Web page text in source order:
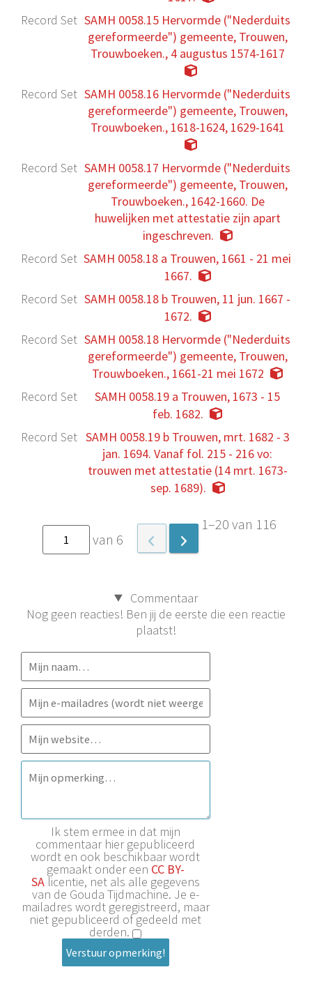
Record Set SAMH 0058.15 Hervormde ("Nederduits
gereformeerde") gemeente, Trouwen,
Trouwboeken., 4 augustus 1574-1617
Record Set SAMH 0058.16 Hervormde ("Nederduits
gereformeerde") gemeente, Trouwen,
Trouwboeken., 1618-1624, 1629-1641
Record Set SAMH 0058.17 Hervormde ("Nederduits
gereformeerde") gemeente, Trouwen,
Trouwboeken., 1642-1660. De
huwelijken met attestatie zijn apart
ingeschreven.
Record Set SAMH 0058.18 a Trouwen, 1661 - 21 mei
1667.
Record Set SAMH 0058.18 b Trouwen, 11 jun. 1667 -
1672.
Record Set SAMH 0058.18 Hervormde ("Nederduits
gereformeerde") gemeente, Trouwen,
Trouwboeken., 1661-21 mei 1672
Record Set
SAMH 0058.19 a Trouwen, 1673 - 15
feb. 1682.
Record Set SAMH 0058.19 b Trouwen, mrt. 1682 - 3
jan. 1694. Vanaf fol. 215 - 216 vo:
trouwen met attestatie (14 mrt. 1673-
sep. 1689).
van 6
1–20 van 116
Commentaar
Nog geen reacties! Ben jij de eerste die een reactie
plaatst!
Ik stem ermee in dat mijn
commentaar hier gepubliceerd
wordt en ook beschikbaar wordt
gemaakt onder een CC BY-
SAlicentie, net als alle gegevens
van de Gouda Tijdmachine. Je e-
mailadres wordt geregistreerd, maar
niet gepubliceerd of gedeeld met
derden.
Verstuur opmerking!